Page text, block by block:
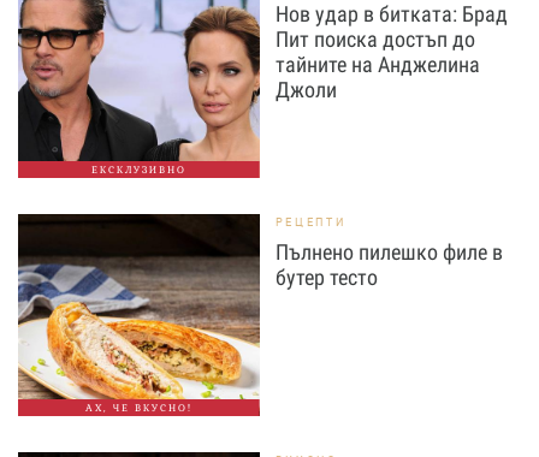
ЕКСКЛУЗИВНО
Нов удар в битката: Брад
Пит поиска достъп до
тайните на Анджелина
Джоли
АХ, ЧЕ ВКУСНО!
РЕЦЕПТИ
Пълнено пилешко филе в
бутер тесто